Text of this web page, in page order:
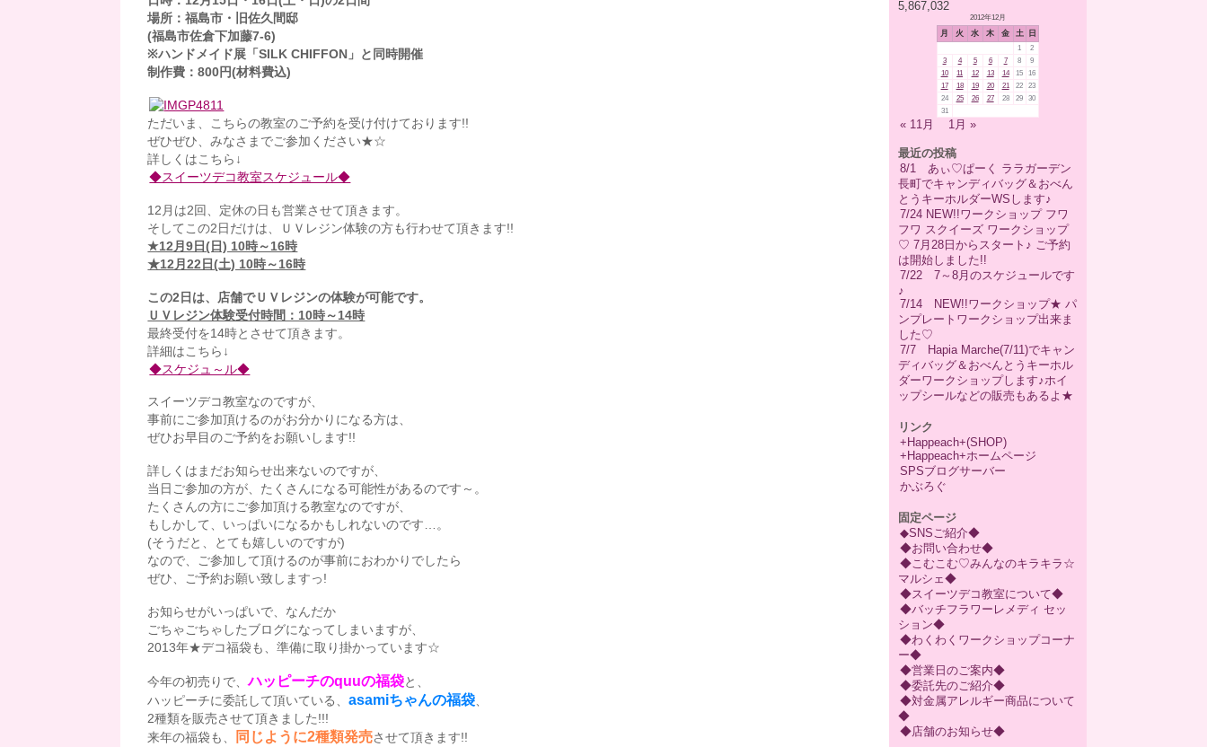
5,867,032
2012年12月
月 火 水 木 金 土 日
1
2
3
4 5 6 7 8
9
10
11 12 13 14 15
16
17
18 19 20 21 22
23
24
25 26 27 28 29
30
31
« 11月 1月 »
最近の投稿
8/1 あぃ♡ぱーく ララガーデン
長町でキャンディバッグ＆おべん
とうキーホルダーWSします♪
7/24 NEW!!ワークショップ フワ
フワ スクイーズ ワークショップ
♡ 7月28日からスタート♪ ご予約
は開始しました!!
7/22 7～8月のスケジュールです
♪
7/14 NEW!!ワークショップ★ パ
ンプレートワークショップ出来ま
した♡
7/7 Hapia Marche(7/11)でキャン
ディバッグ＆おべんとうキーホル
ダーワークショップします♪ホイ
ップシールなどの販売もあるよ★
リンク
+Happeach+(SHOP)
+Happeach+ホームページ
SPSブログサーバー
かぶろぐ
固定ページ
◆SNSご紹介◆
◆お問い合わせ◆
◆こむこむ♡みんなのキラキラ☆
マルシェ◆
◆スイーツデコ教室について◆
◆バッチフラワーレメディ セッ
ション◆
◆わくわくワークショップコーナ
ー◆
◆営業日のご案内◆
◆委託先のご紹介◆
◆対金属アレルギー商品について
◆
◆店舗のお知らせ◆
場所：福島市・旧佐久間邸
(福島市佐倉下加藤7-6)
※ハンドメイド展「SILK CHIFFON」と同時開催
制作費：800円(材料費込)
ただいま、こちらの教室のご予約を受け付けております!!
ぜひぜひ、みなさまでご参加ください★☆
詳しくはこちら↓
◆スイーツデコ教室スケジュール◆
12月は2回、定休の日も営業させて頂きます。
そしてこの2日だけは、ＵＶレジン体験の方も行わせて頂きます!!
★12月9日(日) 10時～16時
★12月22日(土) 10時～16時
この2日は、店舗でＵＶレジンの体験が可能です。
ＵＶレジン体験受付時間：10時～14時
最終受付を14時とさせて頂きます。
詳細はこちら↓
◆スケジュ～ル◆
スイーツデコ教室なのですが、
事前にご参加頂けるのがお分かりになる方は、
ぜひお早目のご予約をお願いします!!
詳しくはまだお知らせ出来ないのですが、
当日ご参加の方が、たくさんになる可能性があるのです～。
たくさんの方にご参加頂ける教室なのですが、
もしかして、いっぱいになるかもしれないのです…。
(そうだと、とても嬉しいのですが)
なので、ご参加して頂けるのが事前におわかりでしたら
ぜひ、ご予約お願い致しますっ!
お知らせがいっぱいで、なんだか
ごちゃごちゃしたブログになってしまいますが、
2013年★デコ福袋も、準備に取り掛かっています☆
今年の初売りで、ハッピーチのquuの福袋と、
ハッピーチに委託して頂いている、asamiちゃんの福袋
2種類を販売させて頂きました!!!
来年の福袋も、
同じように2種類発売させて頂きます!!